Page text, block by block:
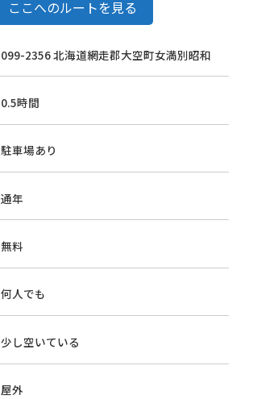
ここへのルートを見る
099-2356 北海道網走郡大空町女満別昭和
0.5時間
駐車場あり
通年
無料
何人でも
少し空いている
屋外